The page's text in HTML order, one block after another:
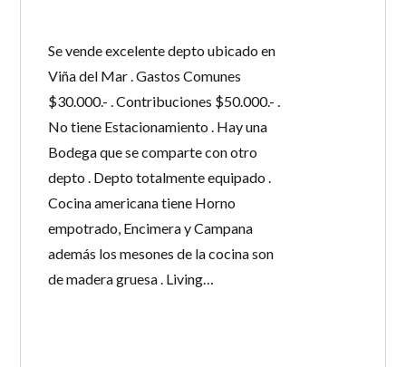
Se vende excelente depto ubicado en
Viña del Mar . Gastos Comunes
$30.000.- . Contribuciones $50.000.- .
No tiene Estacionamiento . Hay una
Bodega que se comparte con otro
depto . Depto totalmente equipado .
Cocina americana tiene Horno
empotrado, Encimera y Campana
además los mesones de la cocina son
de madera gruesa . Living…